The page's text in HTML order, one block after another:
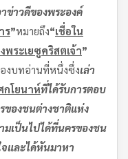
ข่าวดีของพระองค์
ร”หมายถึง“เชื่อใน
ระเยซูคริสตเจ้า”
งบทอ่านที่หนึ่งซึ่งเล่า
กโยนาห์ที่ได้รับการตอบ
ของชนต่างชาติแห่ง
มเป็นไปได้ที่นครของชน
และได้หันมาหา